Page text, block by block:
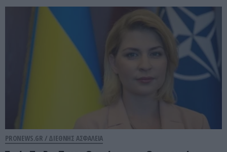
PRONEWS.GR / ΔΙΕΘΝΗΣ ΑΣΦΑΛΕΙΑ